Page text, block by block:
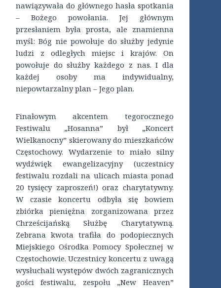
nawiązywała do głównego hasła spotkania
– Bożego powołania. Jej głównym
przesłaniem była prosta, ale znamienna
myśl: Bóg nie powołuje do służby jedynie
ludzi z odległych miejsc i krajów. On
powołuje do służby każdego z nas. I dla
każdej osoby ma indywidualny,
niepowtarzalny plan – Jego plan.
Finałowym akcentem tegorocznego
Festiwalu „Hosanna” był „Koncert
Wielkanocny” skierowany do mieszkańców
Częstochowy. Wydarzenie to miało silny
wydźwięk ewangelizacyjny (uczestnicy
festiwalu rozdali na ulicach miasta ponad
20 tysięcy zaproszeń!) oraz charytatywny.
W czasie koncertu odbyła się bowiem
zbiórka pieniężna zorganizowana przez
Chrześcijańską Służbę Charytatywną.
Zebrana kwota trafiła do podopiecznych
Miejskiego Ośrodka Pomocy Społecznej w
Częstochowie. Uczestnicy koncertu z uwagą
wysłuchali występów dwóch zagranicznych
gości festiwalu, zespołu „New Heaven”